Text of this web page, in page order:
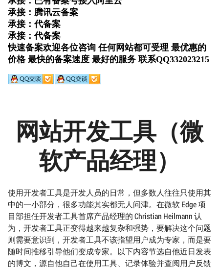
网站开发工具（微
软产品经理）
使用开发者工具是开发人员的日常，但多数人往往只使用其
中的一小部分，很多功能其实都无人问津。在微软 Edge 项
目部担任开发者工具首席产品经理的 Christian Heilmann 认
为，开发者工具正变得越来越复杂和强势，要解决这个问题
则需要意识到，开发者工具不该指望用户成为专家，而是要
随时间推移引导他们变成专家。以下内容节选自他近日发表
的博文，源自他自己在使用工具、记录体验并查阅用户反馈